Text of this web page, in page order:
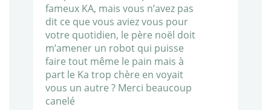
fameux KA, mais vous n’avez pas
dit ce que vous aviez vous pour
votre quotidien, le père noël doit
m’amener un robot qui puisse
faire tout même le pain mais à
part le Ka trop chère en voyait
vous un autre ? Merci beaucoup
canelé